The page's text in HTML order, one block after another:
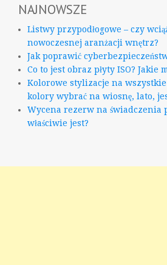
NAJNOWSZE
Listwy przypodłogowe – czy
nowoczesnej aranżacji wnętrz?
Jak poprawić
Co to jest obraz płyty ISO? Jakie
Kolorowe stylizacje na
kolory wybrać na wiosnę, lato,
Wycena rezerw na świadczenia
właściwie jest?